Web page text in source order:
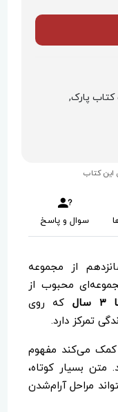
کتاب پارک,
این کتاب
سوال و پاسخ
از مجموعه
محبوب از
که روی
تمرکز دارد.
می‌کند مفهوم
متن بسیار کوتاه،
مراحل آرام‌شدن